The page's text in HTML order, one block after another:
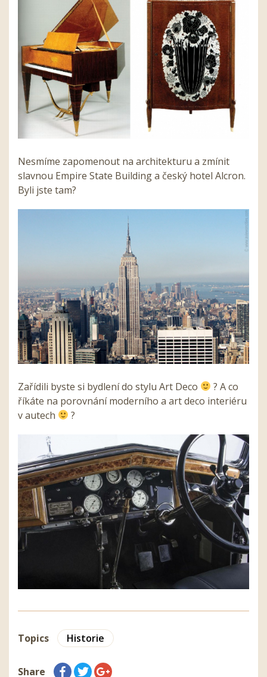
Nesmíme zapomenout na architekturu a zmínit
slavnou Empire State Building a český hotel Alcron.
Byli jste tam?
Zařídili byste si bydlení do stylu Art Deco
? A co
říkáte na porovnání moderního a art deco interiéru
v autech
?
Topics Historie
Share